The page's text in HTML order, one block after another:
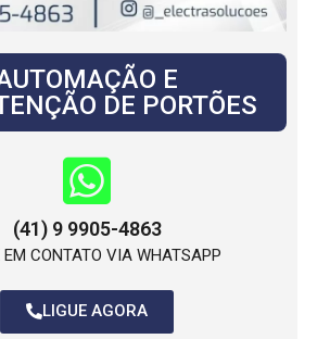
E
DE PORTÕES
(41) 9 9905-4863
EM CONTATO VIA WHATSAPP
LIGUE AGORA